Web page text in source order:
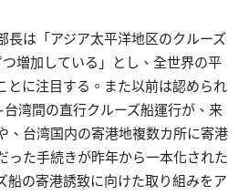
長は「アジア太平洋地区のクルーズ
増加している」とし、全世界の平
とに注目する。また以前は認められ
湾間の直行クルーズ船運行が、来
、台湾国内の寄港地複数カ所に寄港
った手続きが昨年から一本化された
船の寄港誘致に向けた取り組みをア